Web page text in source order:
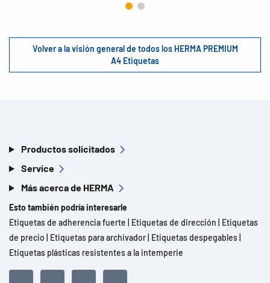
Volver a la visión general de todos los HERMA PREMIUM
A4 Etiquetas
Productos solicitados
Service
Más acerca de HERMA
Esto también podría interesarle
Etiquetas de adherencia fuerte
Etiquetas de dirección
Etiquetas
de precio
Etiquetas para archivador Etiquetas despegables
Etiquetas plásticas resistentes a la intemperie